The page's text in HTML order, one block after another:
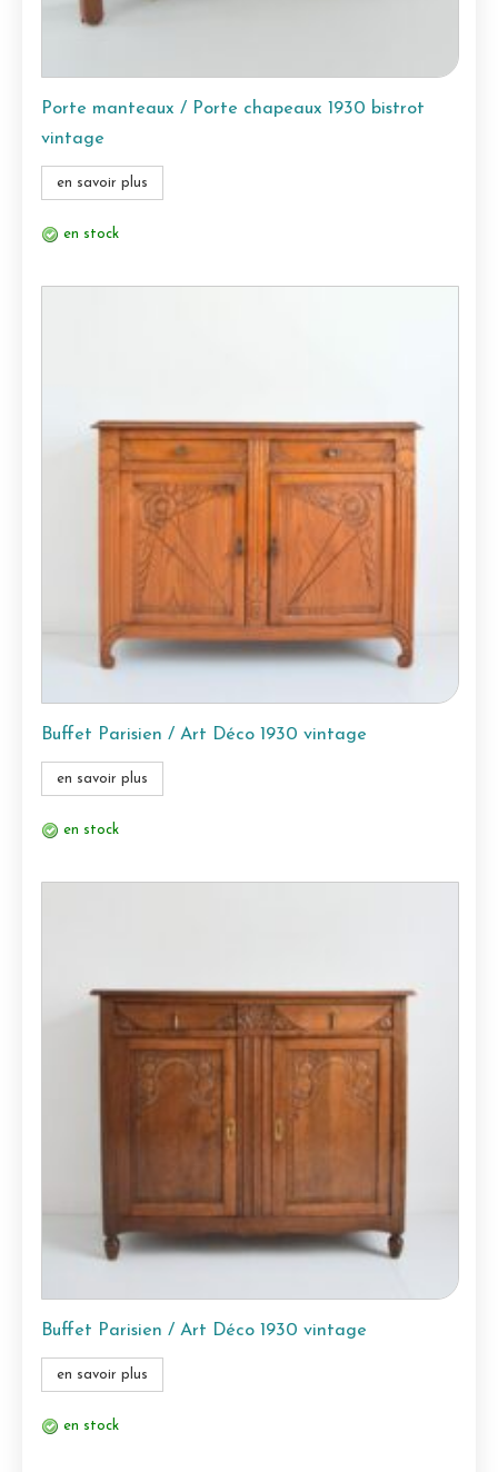
Porte manteaux / Porte chapeaux 1930 bistrot
vintage
en savoir plus
en stock
Buffet Parisien / Art Déco 1930 vintage
en savoir plus
en stock
Buffet Parisien / Art Déco 1930 vintage
en savoir plus
en stock